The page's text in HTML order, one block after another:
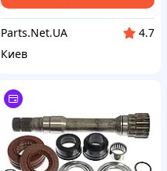
Parts.Net.UA
4.7
Киев